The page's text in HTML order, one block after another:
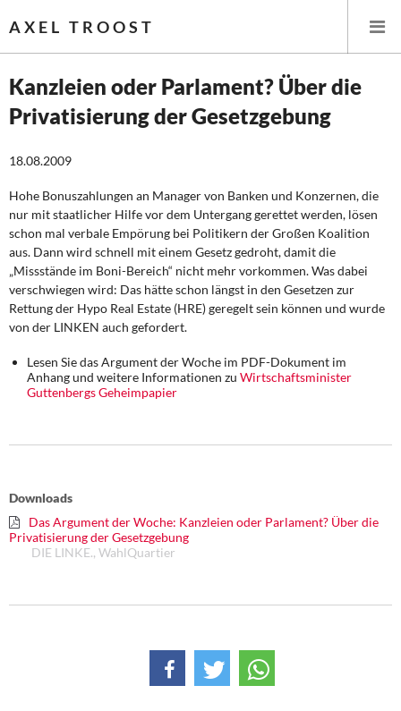
AXEL TROOST
Startseite
Themen
Leitlinien linker Wirtschafts- und Finanzpolitik
Wirtschaftspolitik
Steuer- und Finanzpolitik
Öffentliche Infrastruktur und Daseinsvorsorge
Eurokrise und Griechenland
Memo-Gruppe
Institut Solidarische Moderne
Kanzleien oder Parlament? Über die
Privatisierung der Gesetzgebung
18.08.2009
Hohe Bonuszahlungen an Manager von Banken und Konzernen, die
nur mit staatlicher Hilfe vor dem Untergang gerettet werden, lösen
schon mal verbale Empörung bei Politikern der Großen Koalition
aus. Dann wird schnell mit einem Gesetz gedroht, damit die
„Missstände im Boni-Bereich“ nicht mehr vorkommen. Was dabei
verschwiegen wird: Das hätte schon längst in den Gesetzen zur
Rettung der Hypo Real Estate (HRE) geregelt sein können und wurde
von der LINKEN auch gefordert.
Lesen Sie das Argument der Woche im PDF-Dokument im
Anhang und weitere Informationen zu Wirtschaftsminister
Guttenbergs Geheimpapier
Downloads
Das Argument der Woche: Kanzleien oder Parlament? Über die
Privatisierung der Gesetzgebung
DIE LINKE., WahlQuartier